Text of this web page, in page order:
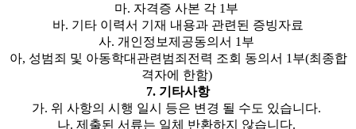
마. 자격증 사본 각 1부
바. 기타 이력서 기재 내용과 관련된 증빙자료
사. 개인정보제공동의서 1부
아, 성범죄 및 아동학대관련범죄전력 조회 동의서 1부(최종합
격자에 한함)
7. 기타사항
가. 위 사항의 시행 일시 등은 변경 될 수도 있습니다.
나. 제출된 서류는 일체 반환하지 않습니다.